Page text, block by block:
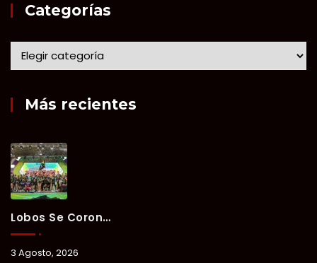
Categorías
Más recientes
Lobos Se Corona Campeón Del Verano Xul-Há 2026 Tras Tres Días De Intensa Competencia.
3 Agosto, 2026